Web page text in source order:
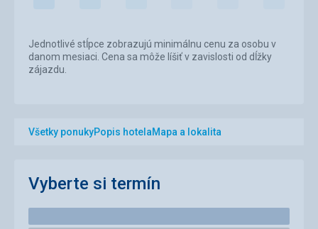
Jednotlivé stĺpce zobrazujú minimálnu cenu za osobu v
danom mesiaci. Cena sa môže líšiť v zavislosti od dĺžky
zájazdu.
Všetky ponukyPopis hotelaMapa a lokalita
Vyberte si termín